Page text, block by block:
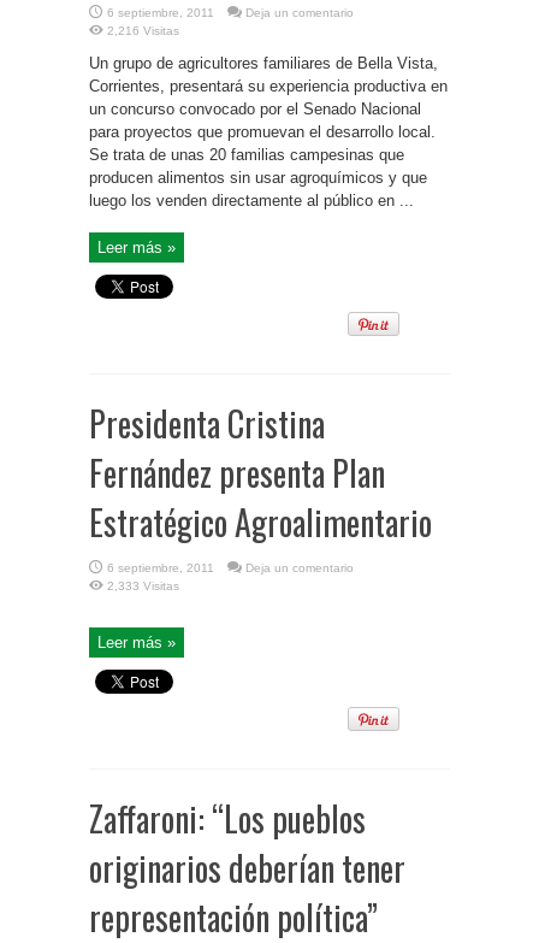
6 septiembre, 2011
Deja un comentario
2,216 Visitas
Un grupo de agricultores familiares de Bella Vista,
Corrientes, presentará su experiencia productiva en
un concurso convocado por el Senado Nacional
para proyectos que promuevan el desarrollo local.
Se trata de unas 20 familias campesinas que
producen alimentos sin usar agroquímicos y que
luego los venden directamente al público en ...
Leer más »
Presidenta Cristina
Fernández presenta Plan
Estratégico Agroalimentario
6 septiembre, 2011
Deja un comentario
2,333 Visitas
Leer más »
Zaffaroni: “Los pueblos
originarios deberían tener
representación política”